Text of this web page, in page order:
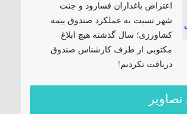
اعتراض باغداران فسارود و جنت
شهر نسبت به عملکرد صندوق بیمه
کشاورزی؛ سال گذشته هیچ ابلاغ
مکتوبی از طرف کارشناس صندوق
دریافت نکردیم!